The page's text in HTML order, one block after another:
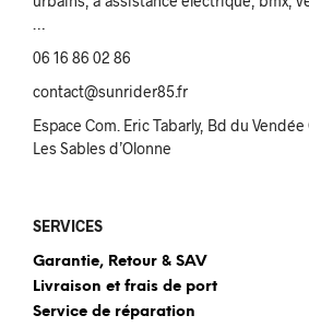
06 16 86 02 86
contact@sunrider85.fr
Espace Com. Eric Tabarly, Bd du
Les Sables d’Olonne
SERVICES
Garantie, Retour & SAV
Livraison et frais de port
Service de réparation